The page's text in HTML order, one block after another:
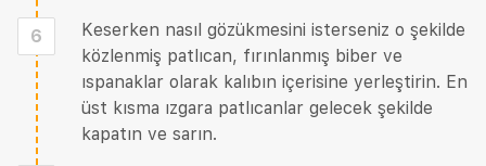
6
Keserken nasıl gözükmesini isterseniz o şekilde
közlenmiş patlıcan, fırınlanmış biber ve
ıspanaklar olarak kalıbın içerisine yerleştirin. En
üst kısma ızgara patlıcanlar gelecek şekilde
kapatın ve sarın.